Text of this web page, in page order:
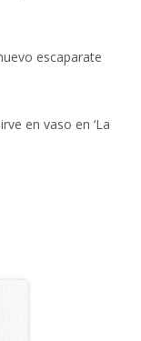
escaparate
en vaso en ‘La